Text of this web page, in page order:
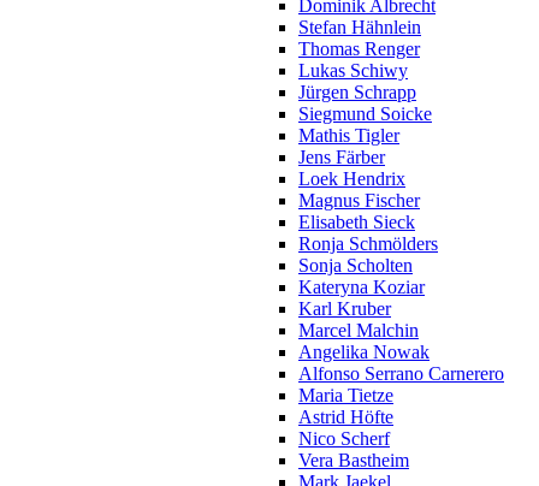
Dominik Albrecht
Stefan Hähnlein
Thomas Renger
Lukas Schiwy
Jürgen Schrapp
Siegmund Soicke
Mathis Tigler
Jens Färber
Loek Hendrix
Magnus Fischer
Elisabeth Sieck
Ronja Schmölders
Sonja Scholten
Kateryna Koziar
Karl Kruber
Marcel Malchin
Angelika Nowak
Alfonso Serrano Carnerero
Maria Tietze
Astrid Höfte
Nico Scherf
Vera Bastheim
Mark Jaekel